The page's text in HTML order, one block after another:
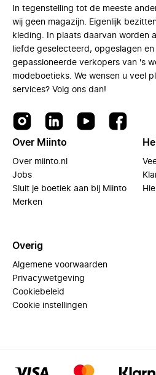
In tegenstelling tot de meeste
wij geen magazijn. Eigenlijk
kleding. In plaats daarvan worden
liefde geselecteerd, opgeslagen
gepassioneerde verkopers van 's
modeboetieks. We wensen u veel
services? Volg ons dan!
Over Miinto
Over miinto.nl
Jobs
Sluit je boetiek aan bij Miinto
Merken
Overig
Algemene voorwaarden
Privacywetgeving
Cookiebeleid
Cookie instellingen